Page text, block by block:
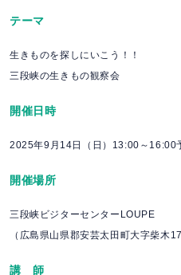
テーマ
生きものを探しにいこう！！
三段峡の生きもの観察会
開催日時
2025年9月14日（日 ）13:00～16:00
開催場所
三段峡ビジターセンターLOUPE
（広島県山県郡安芸太田町大字柴木
講 師